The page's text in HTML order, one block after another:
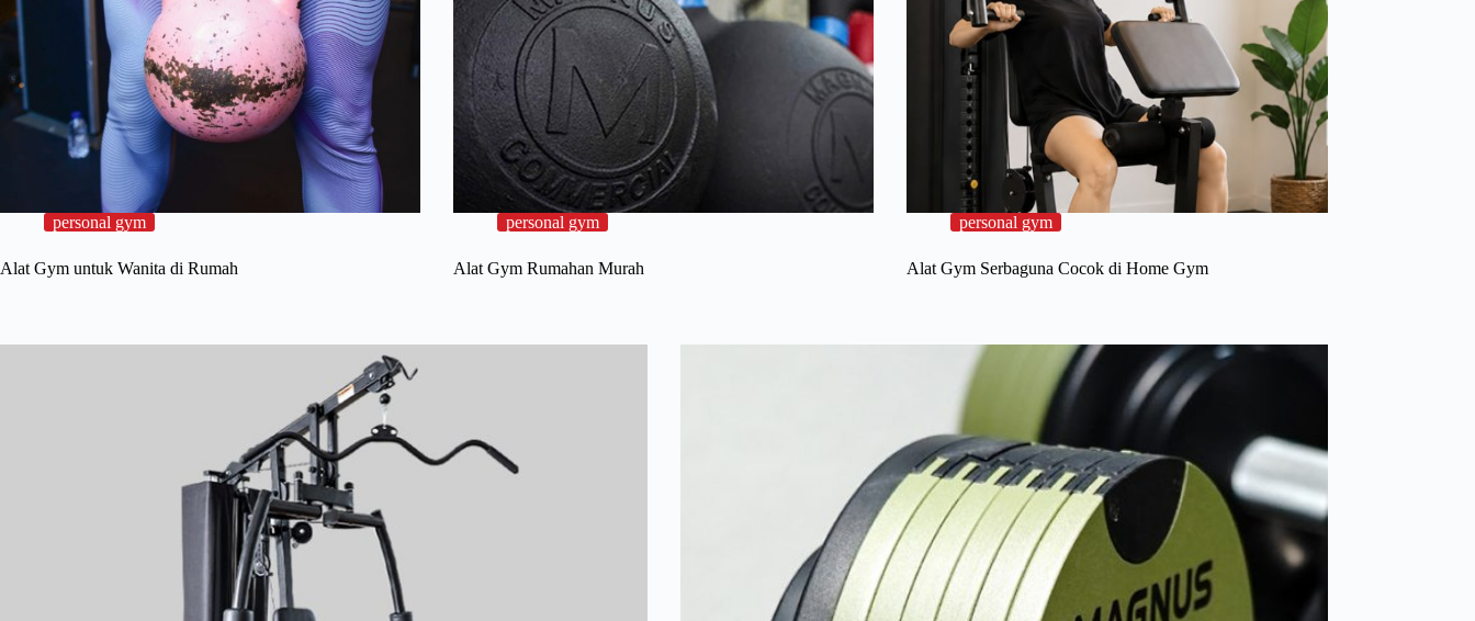
personal gym
Alat Gym untuk Wanita di Rumah
personal gym
Alat Gym Rumahan Murah
personal gym
Alat Gym Serbaguna Cocok di Home Gym